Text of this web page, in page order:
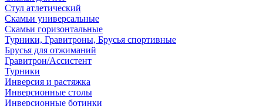
Стул атлетический
Скамьи универсальные
Скамьи горизонтальные
Турники, Гравитроны, Брусья спортивные
Брусья для отжиманий
Гравитрон/Ассистент
Турники
Инверсия и растяжка
Инверсионные столы
Инверсионные ботинки